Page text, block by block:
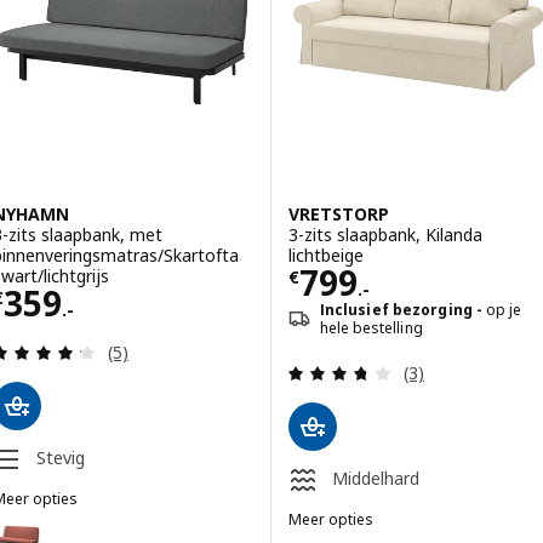
zits slaapbank, met
Skartofta
lichtgrijs
359.-
€ 359.-
Beoordeling: 4.2 van 5 sterren. Totaal
(5)
Stevig
opties
NYHAMN, 3-zits slaapbank, met foammatras/Skartofta rood/
VRETSTORP
3-zits slaapbank, Kilanda
lichtbeige
€799.-
Prijs € 799.-
Inclusief bezorging
op je
hele bestelling
Beoordeling:
(3)
Middelhard
Meer opties